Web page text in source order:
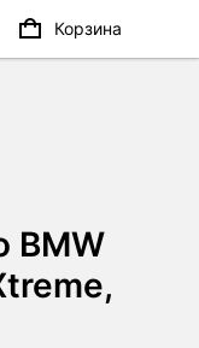
BMW
Корзина